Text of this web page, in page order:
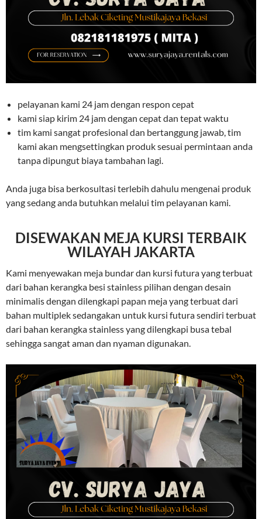
pelayanan kami 24 jam dengan respon cepat
kami siap kirim 24 jam dengan cepat dan tepat waktu
tim kami sangat profesional dan bertanggung jawab, tim
kami akan mengsettingkan produk sesuai permintaan anda
tanpa dipungut biaya tambahan lagi.
Anda juga bisa berkosultasi terlebih dahulu mengenai produk
yang sedang anda butuhkan melalui tim pelayanan kami.
DISEWAKAN MEJA KURSI TERBAIK
WILAYAH JAKARTA
Kami menyewakan meja bundar dan kursi futura yang terbuat
dari bahan kerangka besi stainless pilihan dengan desain
minimalis dengan dilengkapi papan meja yang terbuat dari
bahan multiplek sedangakan untuk kursi futura sendiri terbuat
dari bahan kerangka stainless yang dilengkapi busa tebal
sehingga sangat aman dan nyaman digunakan.